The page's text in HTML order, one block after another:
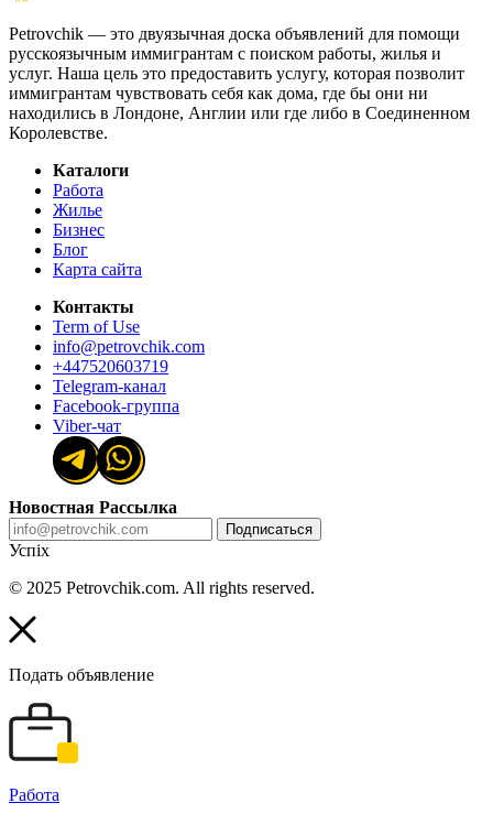
Petrovchik — это двуязычная доска объявлений для помощи
русскоязычным иммигрантам с поиском работы, жилья и
услуг. Наша цель это предоставить услугу, которая позволит
иммигрантам чувствовать себя как дома, где бы они ни
находились в Лондоне, Англии или где либо в Соединенном
Королевстве.
Каталоги
Работа
Жилье
Бизнес
Блог
Карта сайта
Контакты
Term of Use
info@petrovchik.com
+447520603719
Telegram-канал
Facebook-группа
Viber-чат
Новостная Рассылка
Подписаться
Успіх
© 2025 Petrovchik.com. All rights reserved.
Подать объявление
Работа